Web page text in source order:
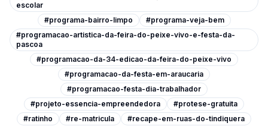
escolar
#programa-bairro-limpo
#programa-veja-bem
#programacao-artistica-da-feira-do-peixe-vivo-e-festa-da-
pascoa
#programacao-da-34-edicao-da-feira-do-peixe-vivo
#programacao-da-festa-em-araucaria
#programacao-festa-dia-trabalhador
#projeto-essencia-empreendedora
#protese-gratuita
#ratinho
#re-matricula
#recape-em-ruas-do-tindiquera